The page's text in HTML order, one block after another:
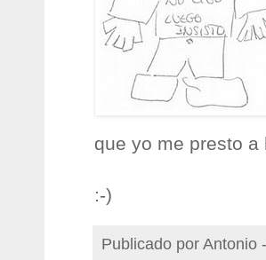
que yo me presto
:-)
Publicado porAntonio